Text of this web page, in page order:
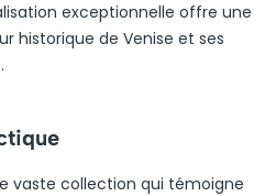
exceptionnelle offre une
historique de Venise et ses
vaste collection qui témoigne